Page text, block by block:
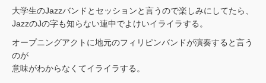
大学生のJazzバンドとセッションと言うので楽しみにしてたら、
JazzのJの字も知らない連中でよけいイライラする。
オープニングアクトに地元のフィリピンバンドが演奏すると言う
のが
意味がわからなくてイライラする。